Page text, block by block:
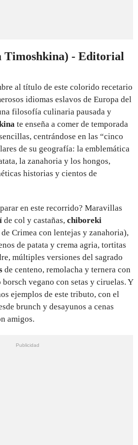
Timoshkina) - Editorial
al título de este colorido recetario
idiomas eslavos de Europa del
filosofía culinaria pausada y
te enseña a comer de temporada
centrándose en las “cinco
de su geografía: la emblemática
la zanahoria y los hongos,
historias y cientos de
en este recorrido? Maravillas
de col y castañas, chiboreki
Crimea con lentejas y zanahoria),
de patata y crema agria, tortitas
múltiples versiones del sagrado
de centeno, remolacha y ternera con
vegano con setas y ciruelas. Y
ejemplos de este tributo, con el
brunch y desayunos a cenas
amigos.